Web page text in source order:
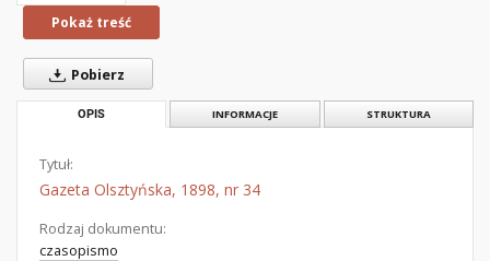
Pokaż treść
Pobierz
OPIS INFORMACJE STRUKTURA
Tytuł:
Gazeta Olsztyńska, 1898, nr 34
Rodzaj dokumentu:
czasopismo